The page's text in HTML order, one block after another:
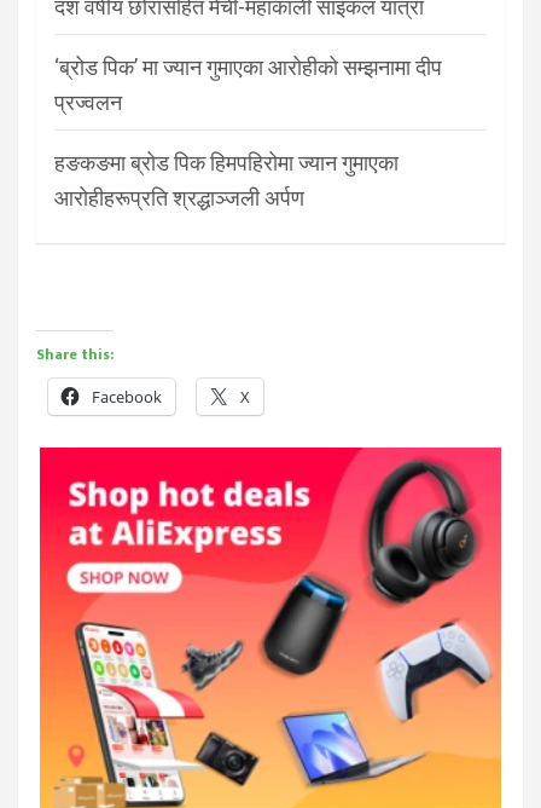
दश वर्षीय छोरासहित मेची-महाकाली साइकल यात्रा
‘ब्रोड पिक’ मा ज्यान गुमाएका आरोहीको सम्झनामा दीप
प्रज्वलन
हङकङमा ब्रोड पिक हिमपहिरोमा ज्यान गुमाएका
आरोहीहरूप्रति श्रद्धाञ्जली अर्पण
Share this:
Facebook X